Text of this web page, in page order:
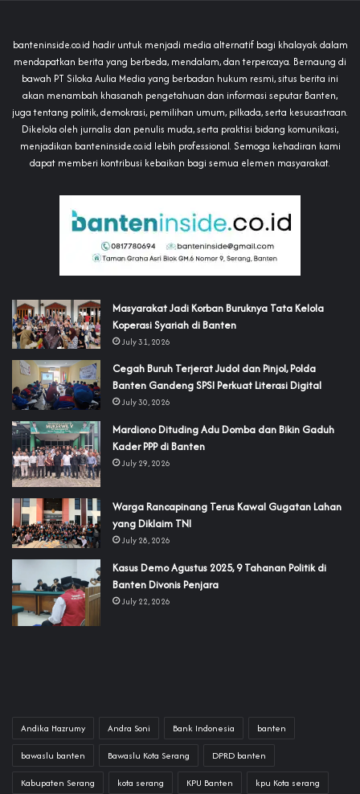
banteninside.co.id hadir untuk menjadi media alternatif bagi khalayak dalam
mendapatkan berita yang berbeda, mendalam, dan terpercaya. Bernaung di
bawah PT Siloka Aulia Media yang berbadan hukum resmi, situs berita ini
akan menambah khasanah pengetahuan dan informasi seputar Banten,
juga tentang politik, demokrasi, pemilihan umum, pilkada, serta kesusastraan.
Dikelola oleh jurnalis dan penulis muda, serta praktisi bidang komunikasi,
menjadikan banteninside.co.id lebih professional. Semoga kehadiran kami
dapat memberi kontribusi kebaikan bagi semua elemen masyarakat.
‎Masyarakat Jadi Korban Buruknya Tata Kelola
Koperasi Syariah di Banten
July 31, 2026
Cegah Buruh Terjerat Judol dan Pinjol, Polda
Banten Gandeng SPSI Perkuat Literasi Digital
July 30, 2026
‎Mardiono Dituding Adu Domba dan Bikin Gaduh
Kader PPP di Banten
July 29, 2026
‎Warga Rancapinang Terus Kawal Gugatan Lahan
yang Diklaim TNI‎‎
July 28, 2026
‎Kasus Demo Agustus 2025, 9 Tahanan Politik di
Banten Divonis Penjara
July 22, 2026
Andika Hazrumy Andra Soni Bank Indonesia banten
bawaslu banten Bawaslu Kota Serang DPRD banten
Kabupaten Serang kota serang KPU Banten kpu Kota serang